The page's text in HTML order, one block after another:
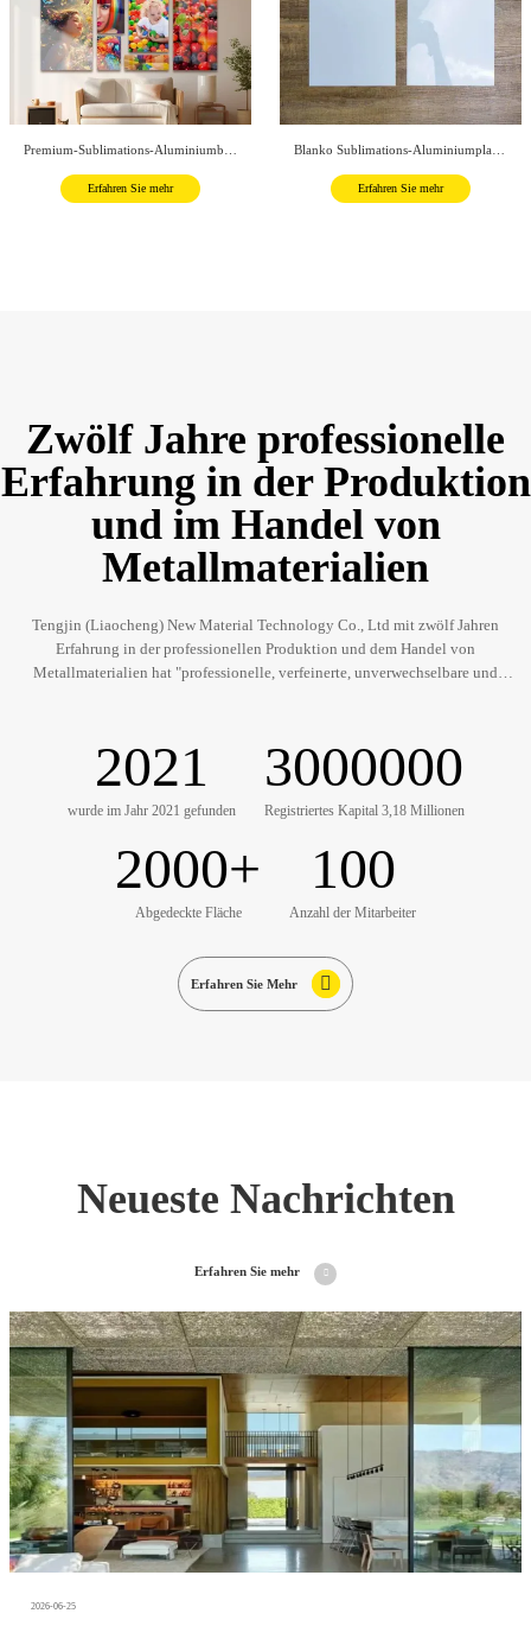
Erfahren Sie mehr Erfahren Sie mehr
Zwölf Jahre professionelle
Erfahrung in der Produktion
und im Handel von
Metallmaterialien
Tengjin (Liaocheng) New Material Technology Co., Ltd mit zwölf Jahren
Erfahrung in der professionellen Produktion und dem Handel von
Metallmaterialien hat "professionelle, verfeinerte, unverwechselbare und
umweltfreundlichen Materialien und neuer Energie.
2021
wurde im Jahr 2021 gefunden
3000000
Registriertes Kapital 3,18 Millionen
2000+
Abgedeckte Fläche
100
Anzahl der Mitarbeiter
Erfahren Sie Mehr
Neueste Nachrichten
Erfahren Sie mehr
2026-06-25